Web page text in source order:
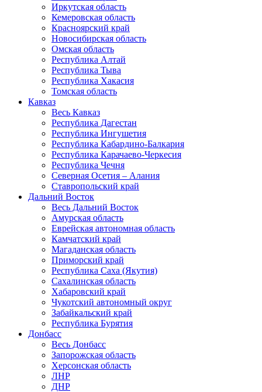
Иркутская область
Кемеровская область
Красноярский край
Новосибирская область
Омская область
Республика Алтай
Республика Тыва
Республика Хакасия
Томская область
Кавказ
Весь Кавказ
Республика Дагестан
Республика Ингушетия
Республика Кабардино-Балкария
Республика Карачаево-Черкесия
Республика Чечня
Северная Осетия – Алания
Ставропольский край
Дальний Восток
Весь Дальний Восток
Амурская область
Еврейская автономная область
Камчатский край
Магаданская область
Приморский край
Республика Саха (Якутия)
Сахалинская область
Хабаровский край
Чукотский автономный округ
Забайкальский край
Республика Бурятия
Донбасс
Весь Донбасс
Запорожская область
Херсонская область
ЛНР
ДНР